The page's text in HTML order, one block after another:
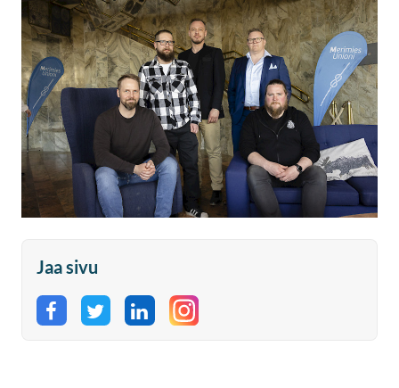
Jaa sivu
Jaa Facebookissa
Jaa Twitterissä
Jaa LinkedInissä